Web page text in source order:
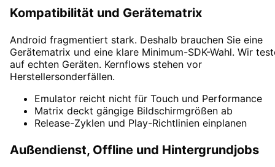
Kompatibilität und Gerätematrix
Android fragmentiert stark. Deshalb brauchen Sie eine
Gerätematrix und eine klare Minimum-SDK-Wahl. Wir
auf echten Geräten. Kernflows stehen vor
Herstellersonderfällen.
Emulator reicht nicht für Touch und Performance
Matrix deckt gängige Bildschirmgrößen ab
Release-Zyklen und Play-Richtlinien einplanen
Außendienst, Offline und Hintergrundjobs